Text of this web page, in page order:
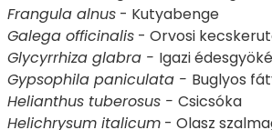
Frangula alnus - Kutyabenge
Galega officinalis - Orvosi
Glycyrrhiza glabra - Igazi
Gypsophila paniculata - Buglyos
Helianthus tuberosus - Csicsóka
Helichrysum italicum - Olasz